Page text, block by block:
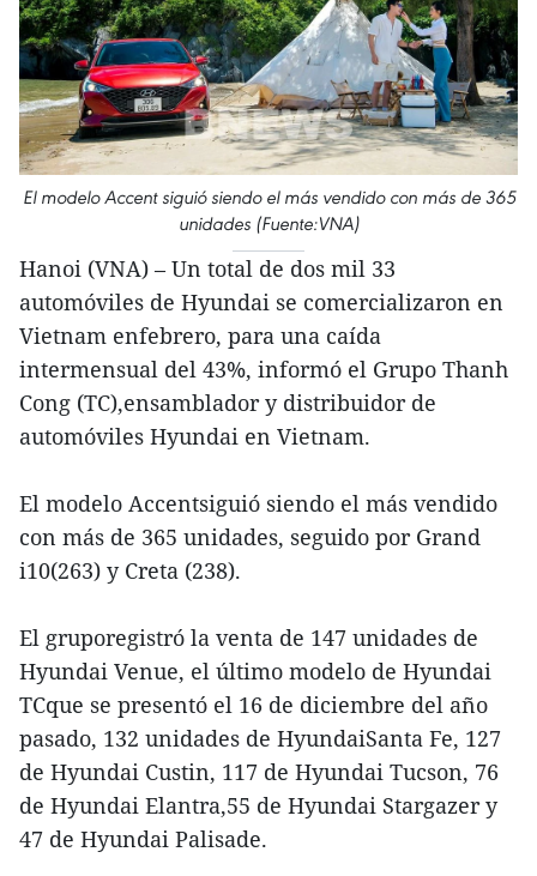
El modelo Accent siguió siendo el más vendido con más de 365
unidades (Fuente:VNA)
Hanoi (VNA) – Un total de dos mil 33
automóviles de Hyundai se comercializaron en
Vietnam enfebrero, para una caída
intermensual del 43%, informó el Grupo Thanh
Cong (TC),ensamblador y distribuidor de
automóviles Hyundai en Vietnam.
El modelo Accentsiguió siendo el más vendido
con más de 365 unidades, seguido por Grand
i10(263) y Creta (238).
El gruporegistró la venta de 147 unidades de
Hyundai Venue, el último modelo de Hyundai
TCque se presentó el 16 de diciembre del año
pasado, 132 unidades de HyundaiSanta Fe, 127
de Hyundai Custin, 117 de Hyundai Tucson, 76
de Hyundai Elantra,55 de Hyundai Stargazer y
47 de Hyundai Palisade.